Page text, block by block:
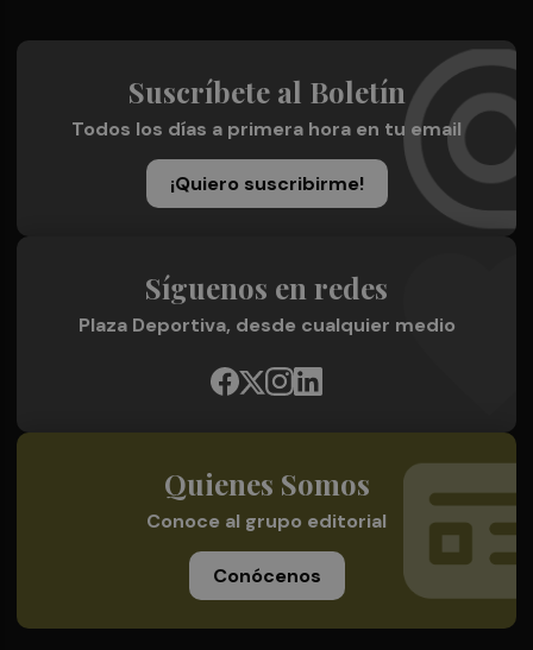
Suscríbete al Boletín
Todos los días a primera hora en tu email
¡Quiero suscribirme!
Síguenos en redes
Plaza Deportiva, desde cualquier medio
Quienes Somos
Conoce al grupo editorial
Conócenos